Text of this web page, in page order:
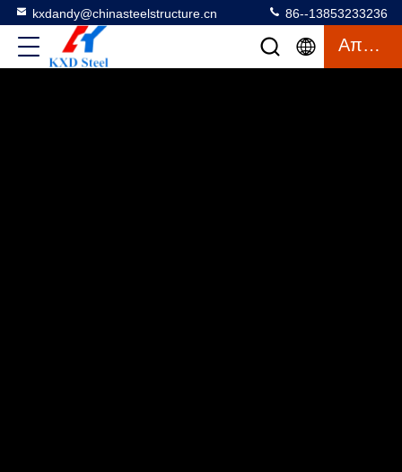
kxdandy@chinasteelstructure.cn 86--13853233236
Απόσπασμα